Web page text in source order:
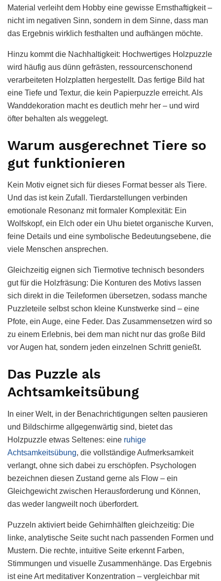
Material verleiht dem Hobby eine gewisse Ernsthaftigkeit –
nicht im negativen Sinn, sondern in dem Sinne, dass man
das Ergebnis wirklich festhalten und aufhängen möchte.
Hinzu kommt die Nachhaltigkeit: Hochwertiges Holzpuzzle
wird häufig aus dünn gefrästen, ressourcenschonend
verarbeiteten Holzplatten hergestellt. Das fertige Bild hat
eine Tiefe und Textur, die kein Papierpuzzle erreicht. Als
Wanddekoration macht es deutlich mehr her – und wird
öfter behalten als weggelegt.
Warum ausgerechnet Tiere so
gut funktionieren
Kein Motiv eignet sich für dieses Format besser als Tiere.
Und das ist kein Zufall. Tierdarstellungen verbinden
emotionale Resonanz mit formaler Komplexität: Ein
Wolfskopf, ein Elch oder ein Uhu bietet organische Kurven,
feine Details und eine symbolische Bedeutungsebene, die
viele Menschen ansprechen.
Gleichzeitig eignen sich Tiermotive technisch besonders
gut für die Holzfräsung: Die Konturen des Motivs lassen
sich direkt in die Teileformen übersetzen, sodass manche
Puzzleteile selbst schon kleine Kunstwerke sind – eine
Pfote, ein Auge, eine Feder. Das Zusammensetzen wird so
zu einem Erlebnis, bei dem man nicht nur das große Bild
vor Augen hat, sondern jeden einzelnen Schritt genießt.
Das Puzzle als
Achtsamkeitsübung
In einer Welt, in der Benachrichtigungen selten pausieren
und Bildschirme allgegenwärtig sind, bietet das
Holzpuzzle etwas Seltenes: eine ruhige
Achtsamkeitsübung, die vollständige Aufmerksamkeit
verlangt, ohne sich dabei zu erschöpfen. Psychologen
bezeichnen diesen Zustand gerne als Flow – ein
Gleichgewicht zwischen Herausforderung und Können,
das weder langweilt noch überfordert.
Puzzeln aktiviert beide Gehirnhälften gleichzeitig: Die
linke, analytische Seite sucht nach passenden Formen und
Mustern. Die rechte, intuitive Seite erkennt Farben,
Stimmungen und visuelle Zusammenhänge. Das Ergebnis
ist eine Art meditativer Konzentration – vergleichbar mit